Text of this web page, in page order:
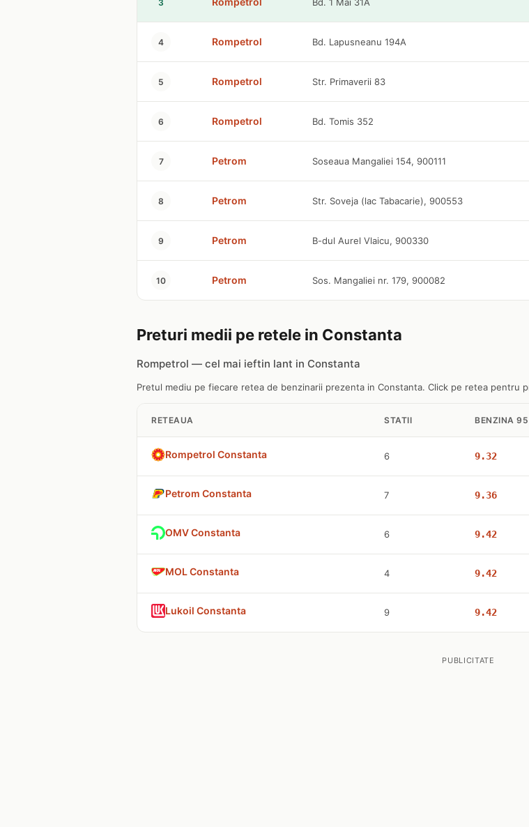
3
4 Rompetrol Bd. Lapusneanu 194A
5 Rompetrol Str. Primaverii 83
6 Rompetrol Bd. Tomis 352
7 Petrom Soseaua Mangaliei 154, 900111
8 Petrom Str. Soveja (lac Tabacarie), 900553
9 Petrom B-dul Aurel Vlaicu, 900330
10 Petrom Sos. Mangaliei nr. 179, 900082
Preturi medii pe retele in Constanta
Rompetrol — cel mai ieftin lant in Constanta
Pretul mediu pe fiecare retea de benzinarii prezenta in Constanta. Click pe retea pentru
RETEAUA STATII BENZINA 95
Rompetrol Constanta 6 9.32
Petrom Constanta 7 9.36
OMV Constanta 6 9.42
MOL Constanta 4 9.42
Lukoil Constanta 9 9.42
PUBLICITATE